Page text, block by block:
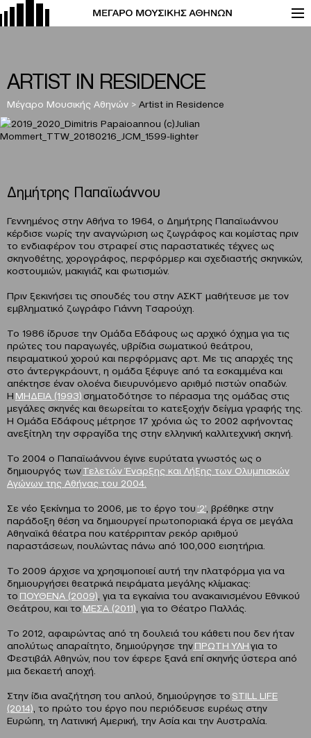
ARTIST IN RESIDENCE
Μέγαρο Μουσικής Αθηνών > Artist in Residence
Δημήτρης Παπαϊωάννου
Γεννημένος στην Αθήνα το 1964, ο Δημήτρης Παπαϊωάννου
κέρδισε νωρίς την αναγνώριση ως ζωγράφος και κομίστας πριν
το ενδιαφέρον του στραφεί στις παραστατικές τέχνες ως
σκηνοθέτης, χορογράφος, περφόρμερ και σχεδιαστής σκηνικών,
κοστουμιών, μακιγιάζ και φωτισμών.
Πριν ξεκινήσει τις σπουδές του στην ΑΣΚΤ μαθήτευσε με τον
εμβληματικό ζωγράφο Γιάννη Τσαρούχη.
Το 1986 ίδρυσε την Ομάδα Εδάφους ως αρχικό όχημα για τις
πρώτες του παραγωγές, υβρίδια σωματικού θεάτρου,
πειραματικού χορού και περφόρμανς αρτ. Με τις απαρχές της
στο άντεργκράουντ, η ομάδα ξέφυγε από τα εσκαμμένα και
απέκτησε έναν ολοένα διευρυνόμενο αριθμό πιστών οπαδών.
Η ΜΗΔΕΙΑ (1993) σηματοδότησε το πέρασμα της ομάδας στις
μεγάλες σκηνές και θεωρείται το κατεξοχήν δείγμα γραφής της.
Η Ομάδα Εδάφους μέτρησε 17 χρόνια ώς το 2002 αφήνοντας
ανεξίτηλη την σφραγίδα της στην ελληνική καλλιτεχνική σκηνή.
Το 2004 ο Παπαϊωάννου έγινε ευρύτατα γνωστός ως ο
δημιουργός τωνΤελετών Έναρξης και Λήξης των Ολυμπιακών
Αγώνων της Αθήνας του 2004.
Σε νέο ξεκίνημα το 2006, με το έργο του ‘2’ , βρέθηκε στην
παράδοξη θέση να δημιουργεί πρωτοποριακά έργα σε μεγάλα
Αθηναϊκά θέατρα που κατέρριπταν ρεκόρ αριθμού
παραστάσεων, πουλώντας πάνω από 100,000 εισητήρια.
Το 2009 άρχισε να χρησιμοποιεί αυτή την πλατφόρμα για να
δημιουργήσει θεατρικά πειράματα μεγάλης κλίμακας:
το ΠΟΥΘΕΝΑ (2009) , για τα εγκαίνια του ανακαινισμένου Εθνικού
Θεάτρου, και το ΜΕΣΑ (2011) , για το Θέατρο Παλλάς.
Το 2012, αφαιρώντας από τη δουλειά του κάθετι που δεν ήταν
απολύτως απαραίτητο, δημιούργησε τηνΠΡΩΤΗ ΥΛΗγια το
Φεστιβάλ Αθηνών, που τον έφερε ξανά επί σκηνής ύστερα από
μια δεκαετή αποχή.
Στην ίδια αναζήτηση του απλού, δημιούργησε το STILL LIFE
(2014) , το πρώτο του έργο που περιόδευσε ευρέως στην
Ευρώπη, τη Λατινική Αμερική, την Ασία και την Αυστραλία.